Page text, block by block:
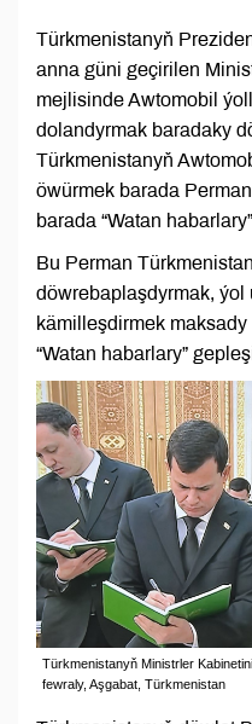
Türkmenistanyň
anna güni geçirilen
mejlisinde Awtomobil
dolandyrmak baradaky
Türkmenistanyň
öwürmek barada
barada “Watan
Bu Perman
döwrebaplaşdyrmak,
kämilleşdirmek
“Watan habarlary”
Türkmenistanyň Ministrler
fewraly, Aşgabat, Türkmenistan